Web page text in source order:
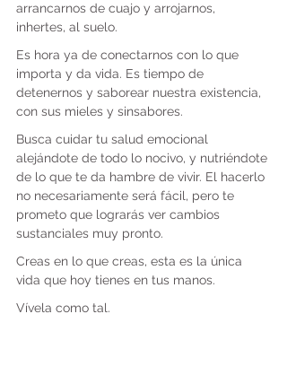
arrancarnos de cuajo y arrojarnos,
inhertes, al suelo.
Es hora ya de conectarnos con lo que
importa y da vida. Es tiempo de
detenernos y saborear nuestra existencia,
con sus mieles y sinsabores.
Busca cuidar tu salud emocional
alejándote de todo lo nocivo, y nutriéndote
de lo que te da hambre de vivir. El hacerlo
no necesariamente será fácil, pero te
prometo que lograrás ver cambios
sustanciales muy pronto.
Creas en lo que creas, esta es la única
vida que hoy tienes en tus manos.
Vívela como tal.